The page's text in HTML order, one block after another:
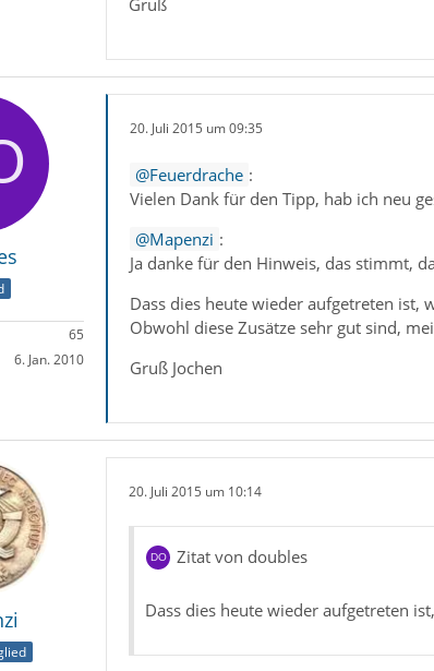
65
6. Jan. 2010
20. Juli 2015 um 09:35
Feuerdrache :
Vielen Dank für den Tipp, hab ich neu
Mapenzi :
Ja danke für den Hinweis, das stimmt,
Dass dies heute wieder aufgetreten ist,
Obwohl diese Zusätze sehr gut sind,
Gruß Jochen
20. Juli 2015 um 10:14
Zitat von doubles
Dass dies heute wieder aufgetreten